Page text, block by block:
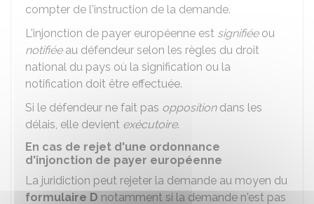
compter de l'instruction de la demande.
L'injonction de payer européenne est signifiéeou
notifiéeau défendeur selon les règles du droit
national du pays où la signification ou la
notification doit être effectuée.
Si le défendeur ne fait pas oppositiondans les
délais, elle devient exécutoire.
En cas de rejet d'une ordonnance
d'injonction de payer européenne
La juridiction peut rejeter la demande au moyen du
formulaire D notamment si la demande n'est pas